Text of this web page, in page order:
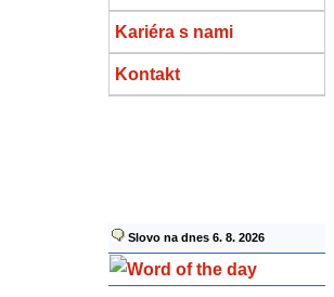
Kariéra s nami
Kontakt
Slovo na dnes 6. 8. 2026